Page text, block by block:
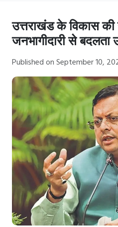
उत्तराखंड के विकास
जनभागीदारी से बदलता
Published on September 10,